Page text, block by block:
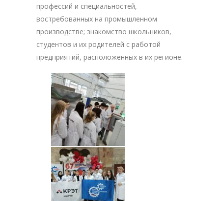
профессий и специальностей,
востребованных на промышленном
производстве; знакомство школьников,
студентов и их родителей с работой
предприятий, расположенных в их регионе.